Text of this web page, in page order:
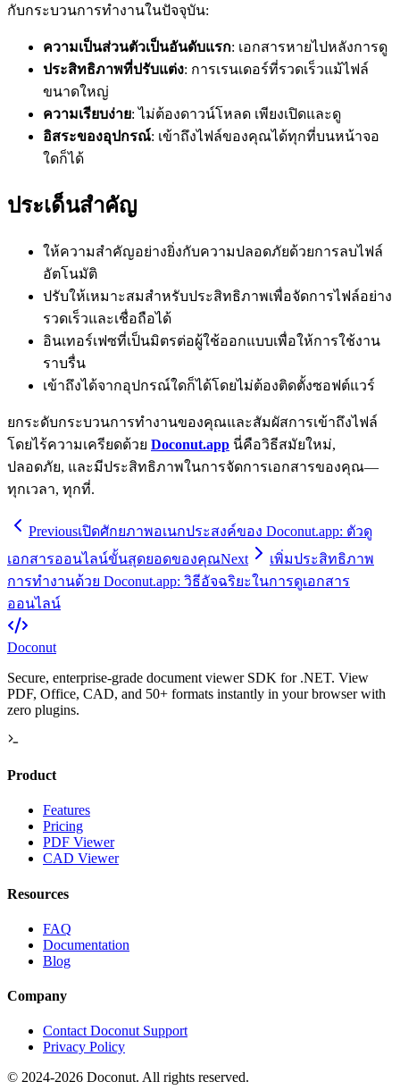
กับกระบวนการทำงานในปัจจุบัน:
ความเป็นส่วนตัวเป็นอันดับแรก: เอกสารหายไปหลังการดู
ประสิทธิภาพที่ปรับแต่ง: การเรนเดอร์ที่รวดเร็วแม้ไฟล์
ขนาดใหญ่
ความเรียบง่าย: ไม่ต้องดาวน์โหลด เพียงเปิดและดู
อิสระของอุปกรณ์: เข้าถึงไฟล์ของคุณได้ทุกที่บนหน้าจอ
ใดก็ได้
ประเด็นสำคัญ
ให้ความสำคัญอย่างยิ่งกับความปลอดภัยด้วยการลบไฟล์
อัตโนมัติ
ปรับให้เหมาะสมสำหรับประสิทธิภาพเพื่อจัดการไฟล์อย่าง
รวดเร็วและเชื่อถือได้
อินเทอร์เฟซที่เป็นมิตรต่อผู้ใช้ออกแบบเพื่อให้การใช้งาน
ราบรื่น
เข้าถึงได้จากอุปกรณ์ใดก็ได้โดยไม่ต้องติดตั้งซอฟต์แวร์
ยกระดับกระบวนการทำงานของคุณและสัมผัสการเข้าถึงไฟล์
โดยไร้ความเครียดด้วย Doconut.app นี่คือวิธีสมัยใหม่,
ปลอดภัย, และมีประสิทธิภาพในการจัดการเอกสารของคุณ—
ทุกเวลา, ทุกที่.
Previousเปิดศักยภาพอเนกประสงค์ของ Doconut.app: ตัวดู
เอกสารออนไลน์ขั้นสุดยอดของคุณNext
เพิ่มประสิทธิภาพ
การทำงานด้วย Doconut.app: วิธีอัจฉริยะในการดูเอกสาร
ออนไลน์
Doconut
Secure, enterprise-grade document viewer SDK for .NET. View
PDF, Office, CAD, and 50+ formats instantly in your browser with
zero plugins.
Product
Features
Pricing
PDF Viewer
CAD Viewer
Resources
FAQ
Documentation
Blog
Company
Contact Doconut Support
Privacy Policy
© 2024-2026 Doconut. All rights reserved.